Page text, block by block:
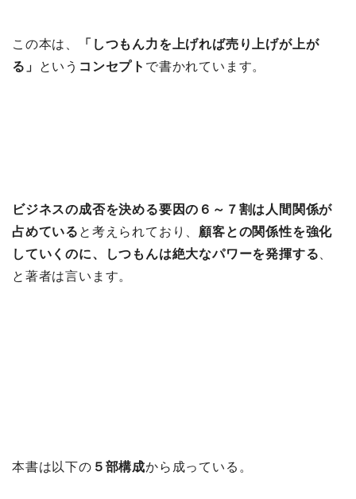
この本は、
「しつもん力を上げれば売り上げが上が
る」
という コンセプト で書かれています。
ビジネスの成否を決める要因の６～７割は人間関係が
占めている と考えられており、 顧客との関係性を強化
していくのに、しつもんは絶大なパワーを発揮する
と著者は言います。
本書は以下の ５部構成から成っている。